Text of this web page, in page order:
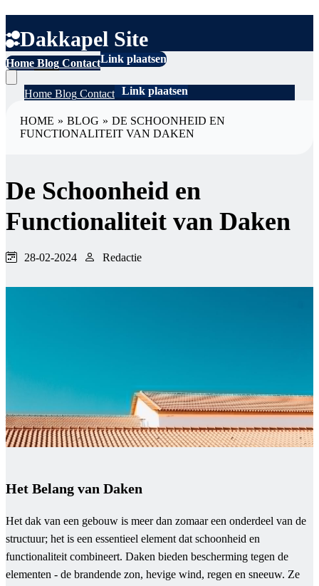
Dakkapel Site
Home Blog ContactLink plaatsen
HomeBlogContact Link plaatsen
HOME » BLOG » DE SCHOONHEID EN
FUNCTIONALITEIT VAN DAKEN
De Schoonheid en
Functionaliteit van Daken
28-02-2024 Redactie
Het Belang van Daken
Het dak van een gebouw is meer dan zomaar een onderdeel van de
structuur; het is een essentieel element dat schoonheid en
functionaliteit combineert. Daken bieden bescherming tegen de
elementen - de brandende zon, hevige wind, regen en sneeuw. Ze